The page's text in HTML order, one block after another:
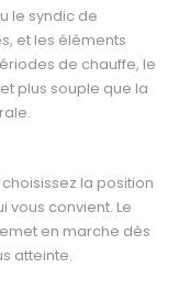
le syndic de
et les éléments
de chauffe, le
plus souple que la
la position
convient. Le
en marche dès
atteinte.